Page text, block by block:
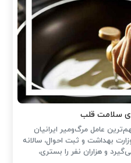
سلامت قلب
عامل مرگ‌ومیر ایرانیان
بهداشت و ثبت احوال، سالانه
نفر را می‌گیرد و هزاران نفر را بستری،